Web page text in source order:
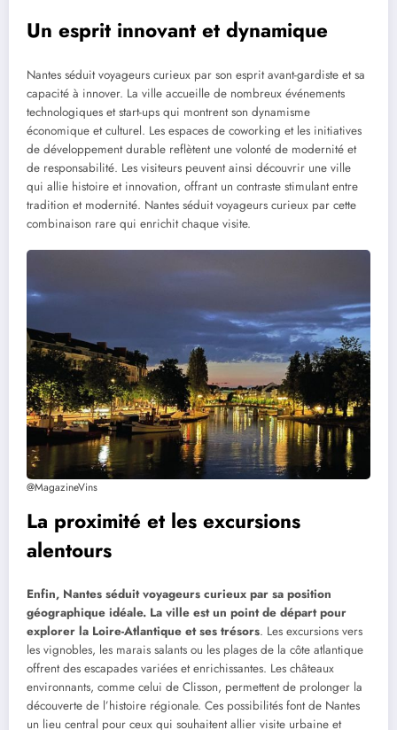
Un esprit innovant et dynamique
Nantes séduit voyageurs curieux par son esprit avant-gardiste et sa
capacité à innover. La ville accueille de nombreux événements
technologiques et start-ups qui montrent son dynamisme
économique et culturel. Les espaces de coworking et les initiatives
de développement durable reflètent une volonté de modernité et
de responsabilité. Les visiteurs peuvent ainsi découvrir une ville
qui allie histoire et innovation, offrant un contraste stimulant entre
tradition et modernité. Nantes séduit voyageurs curieux par cette
combinaison rare qui enrichit chaque visite.
@MagazineVins
La proximité et les excursions
alentours
Enfin, Nantes séduit voyageurs curieux par sa position
géographique idéale. La ville est un point de départ pour
explorer la Loire-Atlantique et ses trésors. Les excursions vers
les vignobles, les marais salants ou les plages de la côte atlantique
offrent des escapades variées et enrichissantes. Les châteaux
environnants, comme celui de Clisson, permettent de prolonger la
découverte de l’histoire régionale. Ces possibilités font de Nantes
un lieu central pour ceux qui souhaitent allier visite urbaine et